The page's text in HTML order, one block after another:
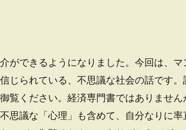
ができるようになりました。今回は、
じられている、不思議な社会の話です。
覧ください。経済専門書ではありません
思議な「心理」も含めて、自分なりに率